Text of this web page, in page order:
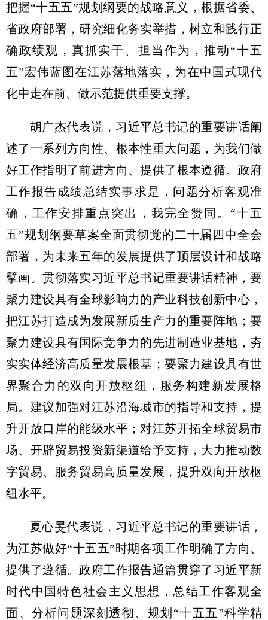
把握“十五五”规划纲要的战略意义，根据省委、
省政府部署，研究细化务实举措，树立和践行正
确政绩观，真抓实干、担当作为，推动“十五
五”宏伟蓝图在江苏落地落实，为在中国式现代
化中走在前、做示范提供重要支撑。
胡广杰代表说，习近平总书记的重要讲话阐
述了一系列方向性、根本性重大问题，为我们做
好工作指明了前进方向、提供了根本遵循。政府
工作报告成绩总结实事求是，问题分析客观准
确，工作安排重点突出，我完全赞同。“十五
五”规划纲要草案全面贯彻党的二十届四中全会
部署，为未来五年的发展提供了顶层设计和战略
擘画。贯彻落实习近平总书记重要讲话精神，要
聚力建设具有全球影响力的产业科技创新中心，
把江苏打造成为发展新质生产力的重要阵地；要
聚力建设具有国际竞争力的先进制造业基地，夯
实实体经济高质量发展根基；要聚力建设具有世
界聚合力的双向开放枢纽，服务构建新发展格
局。建议加强对江苏沿海城市的指导和支持，提
升开放口岸的能级水平；对江苏开拓全球贸易市
场、开辟贸易投资新渠道给予支持，大力推动数
字贸易、服务贸易高质量发展，提升双向开放枢
纽水平。
夏心旻代表说，习近平总书记的重要讲话，
为江苏做好“十五五”时期各项工作明确了方向、
提供了遵循。政府工作报告通篇贯穿了习近平新
时代中国特色社会主义思想，总结工作客观全
面、分析问题深刻透彻、规划“十五五”科学精